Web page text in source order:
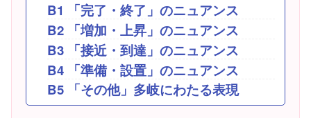
B1 「完了・終了」のニュアンス
B2 「増加・上昇」のニュアンス
B3 「接近・到達」のニュアンス
B4 「準備・設置」のニュアンス
B5 「その他」多岐にわたる表現